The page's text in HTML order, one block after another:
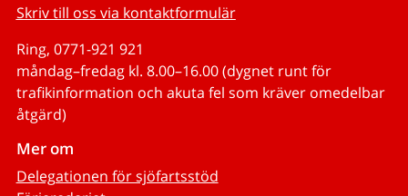
Skriv till oss via kontaktformulär
Ring, 0771-921 921
måndag–fredag kl. 8.00–16.00 (dygnet runt för
trafikinformation och akuta fel som kräver omedelbar
åtgärd)
Mer om
Delegationen för sjöfartsstöd